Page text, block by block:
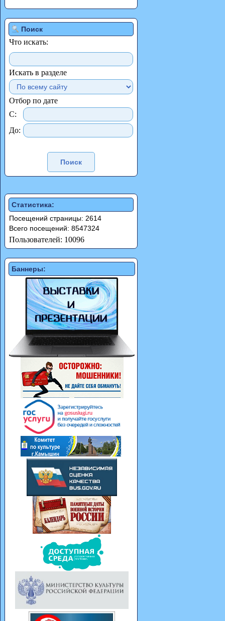
Поиск
Что искать:
Искать в разделе
Отбор по дате
С:
До:
Статистика:
Посещений страницы: 2614
Всего посещений: 8547324
Пользователей: 10096
Баннеры: